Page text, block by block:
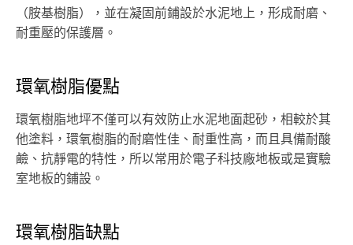
（胺基樹脂），並在凝固前鋪設於水泥地上，形成耐磨、
耐重壓的保護層。
環氧樹脂優點
環氧樹脂地坪不僅可以有效防止水泥地面起砂，相較於其
他塗料，環氧樹脂的耐磨性佳、耐重性高，而且具備耐酸
鹼、抗靜電的特性，所以常用於電子科技廠地板或是實驗
室地板的鋪設。
環氧樹脂缺點